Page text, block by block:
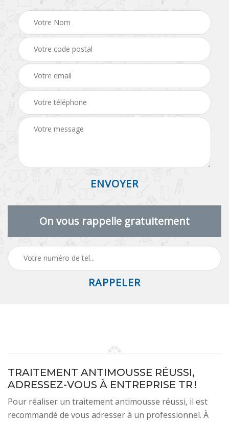
On vous rappelle gratuitement
TRAITEMENT ANTIMOUSSE RÉUSSI,
ADRESSEZ-VOUS À ENTREPRISE TR !
Pour réaliser un traitement antimousse réussi, il est
recommandé de vous adresser à un professionnel. À